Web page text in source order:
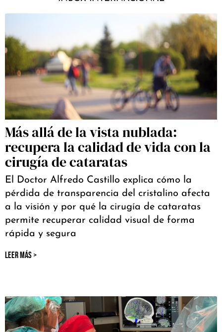
Más allá de la vista nublada:
recupera la calidad de vida con la
cirugía de cataratas
El Doctor Alfredo Castillo explica cómo la
pérdida de transparencia del cristalino afecta
a la visión y por qué la cirugía de cataratas
permite recuperar calidad visual de forma
rápida y segura
LEER MÁS >